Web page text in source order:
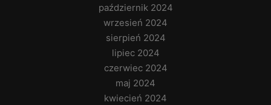
październik 2024
wrzesień 2024
sierpień 2024
lipiec 2024
czerwiec 2024
maj 2024
kwiecień 2024